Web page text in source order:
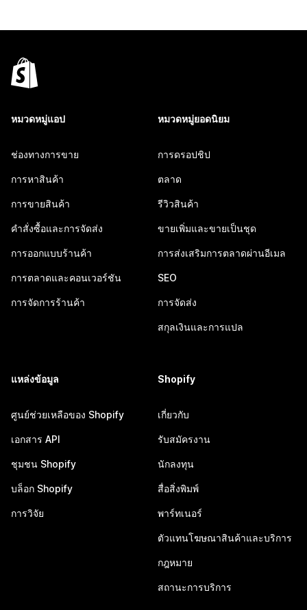
หมวดหมู่แอป
ช่องทางการขาย
การหาสินค้า
การขายสินค้า
คำสั่งซื้อและการจัดส่ง
การออกแบบร้านค้า
การตลาดและคอนเวอร์ชัน
การจัดการร้านค้า
หมวดหมู่ยอดนิยม
การดรอปชิป
ตลาด
รีวิวสินค้า
ขายเพิ่มและขายเป็นชุด
การส่งเสริมการตลาดผ่านอีเมล
SEO
การจัดส่ง
สกุลเงินและการแปล
แหล่งข้อมูล
ศูนย์ช่วยเหลือของ Shopify
เอกสาร API
ชุมชน Shopify
บล็อก Shopify
การวิจัย
Shopify
เกี่ยวกับ
รับสมัครงาน
นักลงทุน
สื่อสิ่งพิมพ์
พาร์ทเนอร์
ตัวแทนโฆษณาสินค้าและบริการ
กฎหมาย
สถานะการบริการ